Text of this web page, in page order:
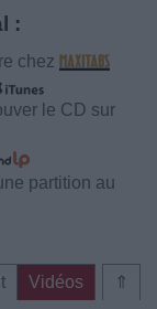
:
chez
le CD sur
partition au
⇑
Vidéos